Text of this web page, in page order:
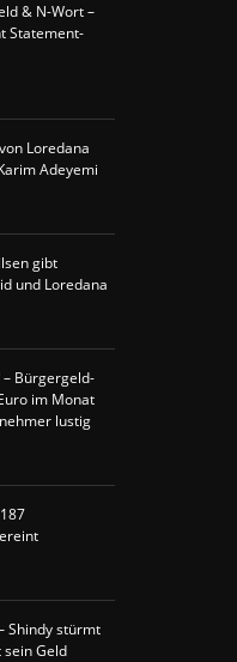
& N-Wort –
Statement-
Loredana
Adeyemi
gibt
und Loredana
– Bürgergeld-
im Monat
lustig
Shindy stürmt
Geld